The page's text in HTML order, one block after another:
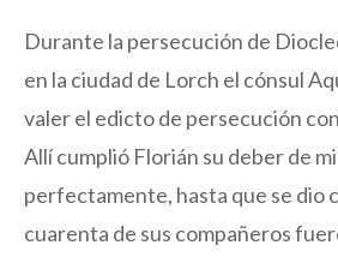
Durante la persecución de
en la ciudad de Lorch el cónsul
valer el edicto de persecución
Allí cumplió Florián su deber de
perfectamente, hasta que se dio
cuarenta de sus compañeros